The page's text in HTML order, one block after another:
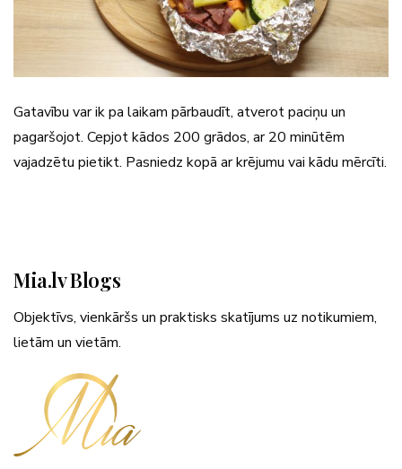
Gatavību var ik pa laikam pārbaudīt, atverot paciņu un
pagaršojot. Cepjot kādos 200 grādos, ar 20 minūtēm
vajadzētu pietikt. Pasniedz kopā ar krējumu vai kādu mērcīti.
Mia.lv Blogs
Objektīvs, vienkāršs un praktisks skatījums uz notikumiem,
lietām un vietām.